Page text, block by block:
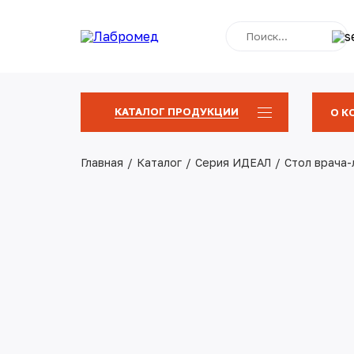
КАТАЛОГ ПРОДУКЦИИ О
Главная Каталог Серия ИДЕАЛ Стол